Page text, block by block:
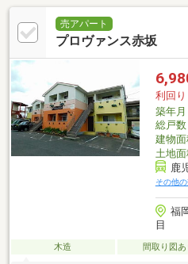
在未募集）
売アパート
プロヴァンス赤坂
利回り
築年月
総戸数
建物
土地
鹿
その他
福
目
木造 間取り図あ